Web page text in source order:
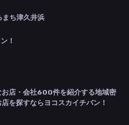
まち津久井浜
！
お店・会社600件を紹介する地域密
を探すならヨコスカイチバン！